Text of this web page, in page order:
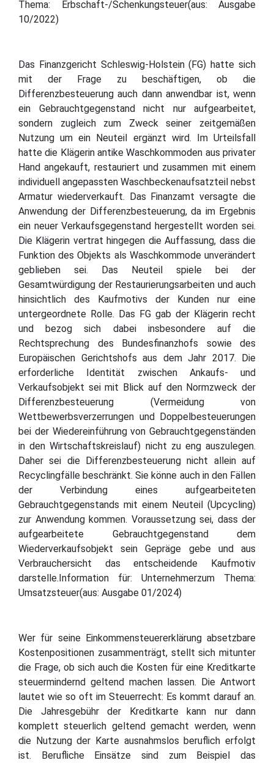
Thema: Erbschaft-/Schenkungsteuer(aus: Ausgabe
10/2022)
Das Finanzgericht Schleswig-Holstein (FG) hatte sich
mit der Frage zu beschäftigen, ob die
Differenzbesteuerung auch dann anwendbar ist, wenn
ein Gebrauchtgegenstand nicht nur aufgearbeitet,
sondern zugleich zum Zweck seiner zeitgemäßen
Nutzung um ein Neuteil ergänzt wird. Im Urteilsfall
hatte die Klägerin antike Waschkommoden aus privater
Hand angekauft, restauriert und zusammen mit einem
individuell angepassten Waschbeckenaufsatzteil nebst
Armatur wiederverkauft. Das Finanzamt versagte die
Anwendung der Differenzbesteuerung, da im Ergebnis
ein neuer Verkaufsgegenstand hergestellt worden sei.
Die Klägerin vertrat hingegen die Auffassung, dass die
Funktion des Objekts als Waschkommode unverändert
geblieben sei. Das Neuteil spiele bei der
Gesamtwürdigung der Restaurierungsarbeiten und auch
hinsichtlich des Kaufmotivs der Kunden nur eine
untergeordnete Rolle. Das FG gab der Klägerin recht
und bezog sich dabei insbesondere auf die
Rechtsprechung des Bundesfinanzhofs sowie des
Europäischen Gerichtshofs aus dem Jahr 2017. Die
erforderliche Identität zwischen Ankaufs- und
Verkaufsobjekt sei mit Blick auf den Normzweck der
Differenzbesteuerung (Vermeidung von
Wettbewerbsverzerrungen und Doppelbesteuerungen
bei der Wiedereinführung von Gebrauchtgegenständen
in den Wirtschaftskreislauf) nicht zu eng auszulegen.
Daher sei die Differenzbesteuerung nicht allein auf
Recyclingfälle beschränkt. Sie könne auch in den Fällen
der Verbindung eines aufgearbeiteten
Gebrauchtgegenstands mit einem Neuteil (Upcycling)
zur Anwendung kommen. Voraussetzung sei, dass der
aufgearbeitete Gebrauchtgegenstand dem
Wiederverkaufsobjekt sein Gepräge gebe und aus
Verbrauchersicht das entscheidende Kaufmotiv
darstelle.Information für: Unternehmerzum Thema:
Umsatzsteuer(aus: Ausgabe 01/2024)
Wer für seine Einkommensteuererklärung absetzbare
Kostenpositionen zusammenträgt, stellt sich mitunter
die Frage, ob sich auch die Kosten für eine Kreditkarte
steuermindernd geltend machen lassen. Die Antwort
lautet wie so oft im Steuerrecht: Es kommt darauf an.
Die Jahresgebühr der Kreditkarte kann nur dann
komplett steuerlich geltend gemacht werden, wenn
die Nutzung der Karte ausnahmslos beruflich erfolgt
ist. Berufliche Einsätze sind zum Beispiel das